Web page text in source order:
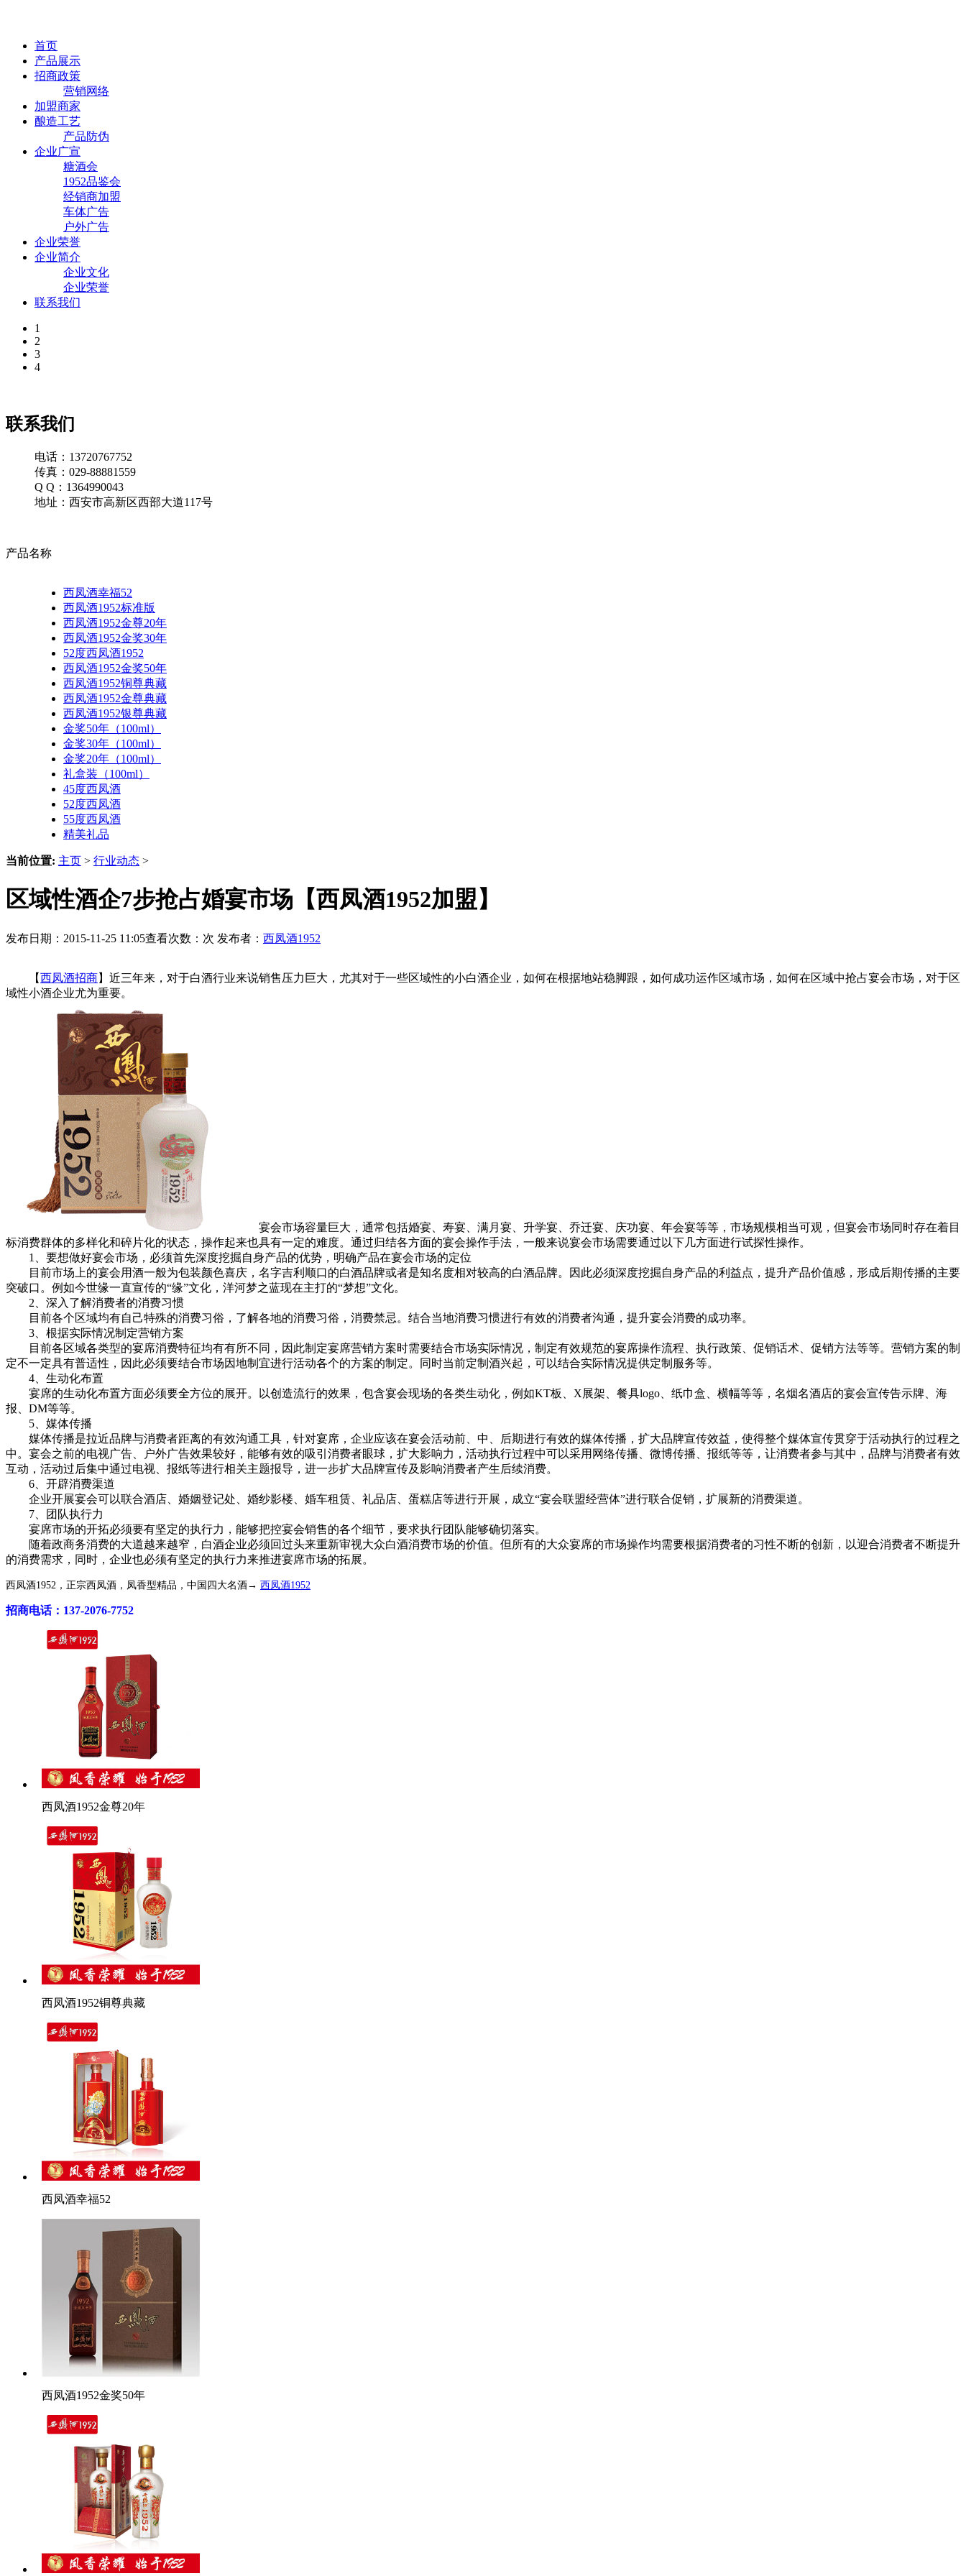
首页
产品展示
招商政策
营销网络
加盟商家
酿造工艺
产品防伪
企业广宣
糖酒会
1952品鉴会
经销商加盟
车体广告
户外广告
企业荣誉
企业简介
企业文化
企业荣誉
联系我们
1
2
3
4
联系我们
电话：13720767752
传真：029-88881559
Q Q：1364990043
地址：西安市高新区西部大道117号
产品名称
西凤酒幸福52
西凤酒1952标准版
西凤酒1952金尊20年
西凤酒1952金奖30年
52度西凤酒1952
西凤酒1952金奖50年
西凤酒1952铜尊典藏
西凤酒1952金尊典藏
西凤酒1952银尊典藏
金奖50年（100ml）
金奖30年（100ml）
金奖20年（100ml）
礼盒装（100ml）
45度西凤酒
52度西凤酒
55度西凤酒
精美礼品
当前位置: 主页 > 行业动态 >
区域性酒企7步抢占婚宴市场【西凤酒1952加盟】
发布日期：2015-11-25 11:05查看次数： 次 发布者： 西凤酒1952
【西凤酒招商】近三年来，对于白酒行业来说销售压力巨大，尤其对于一些区域性的小白酒企业，如何在根据地站稳脚跟，如何成功运作区域市场，如何在区域中抢占宴会市场，对于区
域性小酒企业尤为重要。
宴会市场容量巨大，通常包括婚宴、寿宴、满月宴、升学宴、乔迁宴、庆功宴、年会宴等等，市场规模相当可观，但宴会市场同时存在着目
标消费群体的多样化和碎片化的状态，操作起来也具有一定的难度。通过归结各方面的宴会操作手法，一般来说宴会市场需要通过以下几方面进行试探性操作。
1、要想做好宴会市场，必须首先深度挖掘自身产品的优势，明确产品在宴会市场的定位
目前市场上的宴会用酒一般为包装颜色喜庆，名字吉利顺口的白酒品牌或者是知名度相对较高的白酒品牌。因此必须深度挖掘自身产品的利益点，提升产品价值感，形成后期传播的主要
突破口。例如今世缘一直宣传的“缘”文化，洋河梦之蓝现在主打的“梦想”文化。
2、深入了解消费者的消费习惯
目前各个区域均有自己特殊的消费习俗，了解各地的消费习俗，消费禁忌。结合当地消费习惯进行有效的消费者沟通，提升宴会消费的成功率。
3、根据实际情况制定营销方案
目前各区域各类型的宴席消费特征均有有所不同，因此制定宴席营销方案时需要结合市场实际情况，制定有效规范的宴席操作流程、执行政策、促销话术、促销方法等等。营销方案的制
定不一定具有普适性，因此必须要结合市场因地制宜进行活动各个的方案的制定。同时当前定制酒兴起，可以结合实际情况提供定制服务等。
4、生动化布置
宴席的生动化布置方面必须要全方位的展开。以创造流行的效果，包含宴会现场的各类生动化，例如KT板、X展架、餐具logo、纸巾盒、横幅等等，名烟名酒店的宴会宣传告示牌、海
报、DM等等。
5、媒体传播
媒体传播是拉近品牌与消费者距离的有效沟通工具，针对宴席，企业应该在宴会活动前、中、后期进行有效的媒体传播，扩大品牌宣传效益，使得整个媒体宣传贯穿于活动执行的过程之
中。宴会之前的电视广告、户外广告效果较好，能够有效的吸引消费者眼球，扩大影响力，活动执行过程中可以采用网络传播、微博传播、报纸等等，让消费者参与其中，品牌与消费者有效
互动，活动过后集中通过电视、报纸等进行相关主题报导，进一步扩大品牌宣传及影响消费者产生后续消费。
6、开辟消费渠道
企业开展宴会可以联合酒店、婚姻登记处、婚纱影楼、婚车租赁、礼品店、蛋糕店等进行开展，成立“宴会联盟经营体”进行联合促销，扩展新的消费渠道。
7、团队执行力
宴席市场的开拓必须要有坚定的执行力，能够把控宴会销售的各个细节，要求执行团队能够确切落实。
随着政商务消费的大道越来越窄，白酒企业必须回过头来重新审视大众白酒消费市场的价值。但所有的大众宴席的市场操作均需要根据消费者的习性不断的创新，以迎合消费者不断提升
的消费需求，同时，企业也必须有坚定的执行力来推进宴席市场的拓展。
西凤酒1952，正宗西凤酒，凤香型精品，中国四大名酒→ 西凤酒1952
招商电话：137-2076-7752
西凤酒1952金尊20年
西凤酒1952铜尊典藏
西凤酒幸福52
西凤酒1952金奖50年